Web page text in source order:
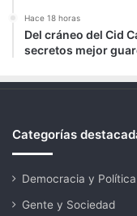
Hace 18 horas
Del cráneo del Cid
secretos mejor
Categorías
Democracia y Política
Gente y Sociedad